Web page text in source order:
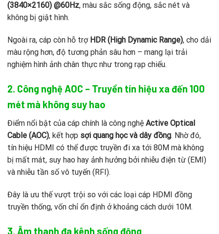
(3840×2160) @60Hz, màu sắc sống động, sắc nét và
không bị giật hình.
Ngoài ra, cáp còn hỗ trợ HDR (High Dynamic Range), cho dải
màu rộng hơn, độ tương phản sâu hơn – mang lại trải
nghiệm hình ảnh chân thực như trong rạp chiếu.
2. Công nghệ AOC – Truyền tín hiệu xa đến 100
mét mà không suy hao
Điểm nổi bật của cáp chính là công nghệ Active Optical
Cable (AOC), kết hợp sợi quang học và dây đồng. Nhờ đó,
tín hiệu HDMI có thể được truyền đi xa tới 80M mà không
bị mất mát, suy hao hay ảnh hưởng bởi nhiễu điện từ (EMI)
và nhiễu tần số vô tuyến (RFI).
Đây là ưu thế vượt trội so với các loại cáp HDMI đồng
truyền thống, vốn chỉ ổn định ở khoảng cách dưới 10M.
3. Âm thanh đa kênh sống động